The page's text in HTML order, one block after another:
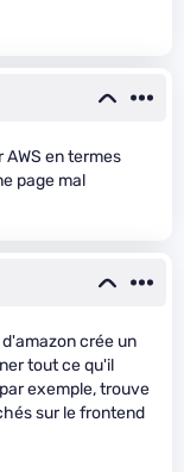
en termes
page mal
crée un
tout ce qu'il
exemple, trouve
sur le frontend